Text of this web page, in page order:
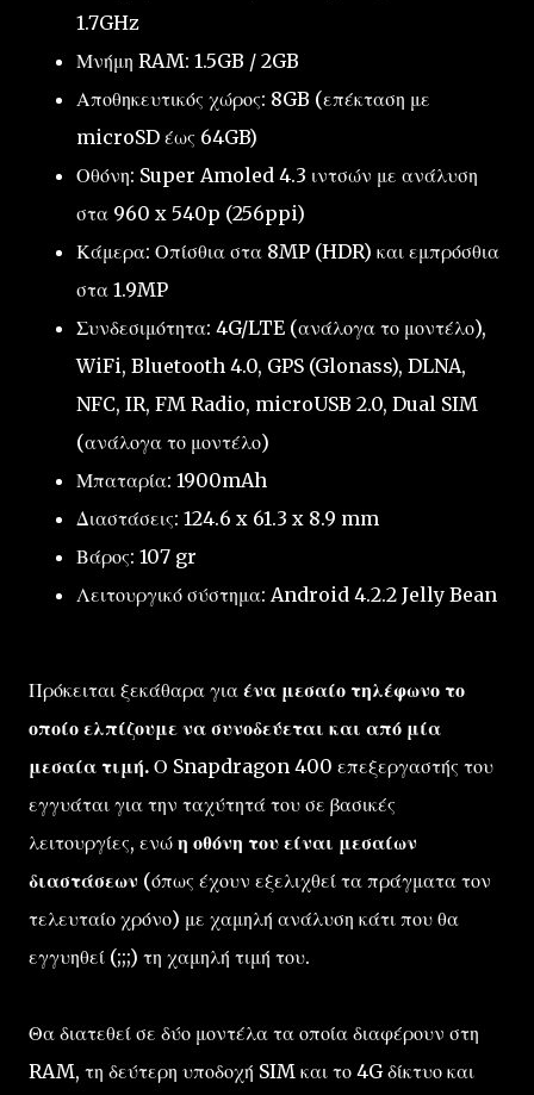
1.7GHz
Μνήμη RAM: 1.5GB / 2GB
Αποθηκευτικός χώρος: 8GB (επέκταση με
microSD έως 64GB)
Οθόνη: Super Amoled 4.3 ιντσών με ανάλυση
στα 960 x 540p (256ppi)
Κάμερα: Οπίσθια στα 8MP (HDR) και εμπρόσθια
στα 1.9MP
Συνδεσιμότητα: 4G/LTE (ανάλογα το μοντέλο),
WiFi, Bluetooth 4.0, GPS (Glonass), DLNA,
NFC, IR, FM Radio, microUSB 2.0, Dual SIM
(ανάλογα το μοντέλο)
Μπαταρία: 1900mAh
Διαστάσεις: 124.6 x 61.3 x 8.9 mm
Βάρος: 107 gr
Λειτουργικό σύστημα: Android 4.2.2 Jelly Bean
Πρόκειται ξεκάθαρα για ένα μεσαίο τηλέφωνο το
οποίο ελπίζουμε να συνοδεύεται και από μία
μεσαία τιμή. Ο Snapdragon 400 επεξεργαστής του
εγγυάται για την ταχύτητά του σε βασικές
λειτουργίες, ενώ η οθόνη του είναι μεσαίων
διαστάσεων (όπως έχουν εξελιχθεί τα πράγματα τον
τελευταίο χρόνο) με χαμηλή ανάλυση κάτι που θα
εγγυηθεί (;;;) τη χαμηλή τιμή του.
Θα διατεθεί σε δύο μοντέλα τα οποία διαφέρουν στη
RAM, τη δεύτερη υποδοχή SIM και το 4G δίκτυο και